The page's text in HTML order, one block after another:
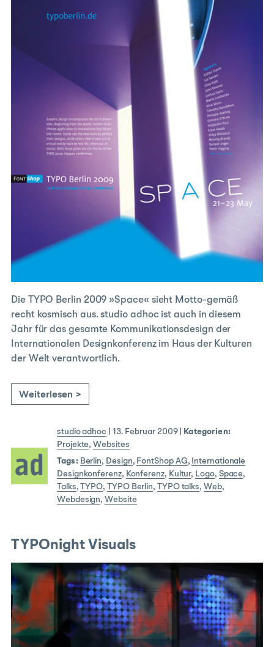
Die TYPO Berlin 2009 »Space« sieht Motto-gemäß
recht kosmisch aus. studio adhoc ist auch in diesem
Jahr für das gesamte Kommunikationsdesign der
Internationalen Designkonferenz im Haus der Kulturen
der Welt verantwortlich.
Weiterlesen >
studio adhoc 13. Februar 2009|
Kategorien:
Projekte,Websites
Tags: Berlin, Design, FontShop AG, Internationale
Designkonferenz, Konferenz, Kultur, Logo, Space,
Talks,TYPO, TYPO Berlin, TYPO talks, Web,
Webdesign,Website
TYPOnight Visuals